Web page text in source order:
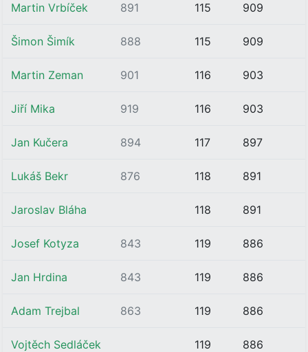
Martin Vrbíček 891 115 909
Šimon Šimík 888 115 909
Martin Zeman 901 116 903
Jiří Mika 919 116 903
Jan Kučera 894 117 897
Lukáš Bekr 876 118 891
Jaroslav Bláha 118 891
Josef Kotyza 843 119 886
Jan Hrdina 843 119 886
Adam Trejbal 863 119 886
Vojtěch Sedláček 119 886